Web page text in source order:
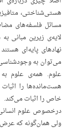
هستی‌شناختی،
مسائل فلسفه‌های
لایه‌ی زیرین مبانی
نهادهای پایه‌ای
می‌توان به
علوم. همه‌ی علوم
هست‌مانده‌‌ها را
خاص را اثبات می‌کند.
درخصوص علوم
ولی همان‌گونه که